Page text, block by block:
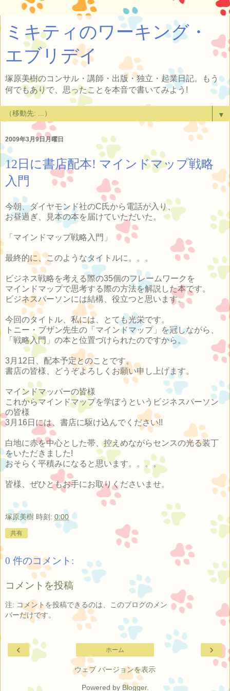
ミキティのワーキング・
エブリデイ
塚原美樹のコンサル・講師・出版・独立・起業日記。もう
何でもありで、思ったことを本音で書いてみよう!
▼
2009年3月9日月曜日
12日に書店配本! マインドマップ戦略
入門
今朝、ダイヤモンド社のC氏から電話が入り、
お昼過ぎ、見本の本を届けていただいた。
「マインドマップ戦略入門」
最終的に、このようなタイトルに。。。
ビジネス戦略を考える際の35個のフレームワークを
マインドマップで思考する際の方法を解説した本です。
ビジネスパーソンには結構、役立つと思います。
今回のタイトル、私には、とても光栄です。
トニー・ブザン先生の「マインドマップ」を冠しながら、
「戦略入門」の本と位置づけられたのですから。
3月12日、配本予定とのことです。
書店の皆様、どうぞよろしくお願い申し上げます。
マインドマッパーの皆様
これからマインドマップを学ぼうというビジネスパーソン
の皆様
3月16日には、書店に駆け込んでください!!
白地に赤を中心とした帯、控えめながらセンスの光る装丁
をいただきました!
おそらく平積みになると思います。。。。
皆様、ぜひともお手にお取りくださいませ。
塚原美樹 時刻: 0:00
共有
0 件のコメント:
コメントを投稿
注: コメントを投稿できるのは、このブログのメン
バーだけです。
‹ ›
ホーム
ウェブ バージョンを表示
Powered by Blogger.